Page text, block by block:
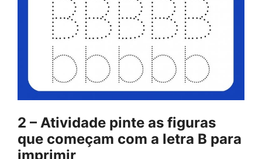
2 – Atividade pinte as figuras
que começam com a letra B para
imprimir